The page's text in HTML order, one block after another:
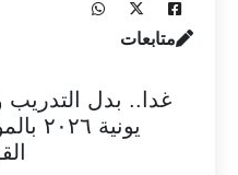
متابعات
غدا.. بدل التدريب